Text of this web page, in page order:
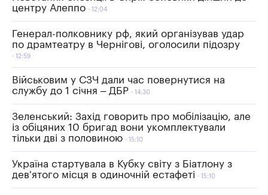
центру Алеппо
12:04
Генерал-полковнику рф, який організував удар
по драмтеатру в Чернігові, оголосили підозру
12:59
Військовим у СЗЧ дали час повернутися на
службу до 1 січня – ДБР
14:30
Зеленський: Захід говорить про мобілізацію, але
із обіцяних 10 бригад вони укомплектували
тільки дві з половиною
15:10
Україна стартувала в Кубку світу з Біатлону з
дев'ятого місця в одиночній естафеті
15:10